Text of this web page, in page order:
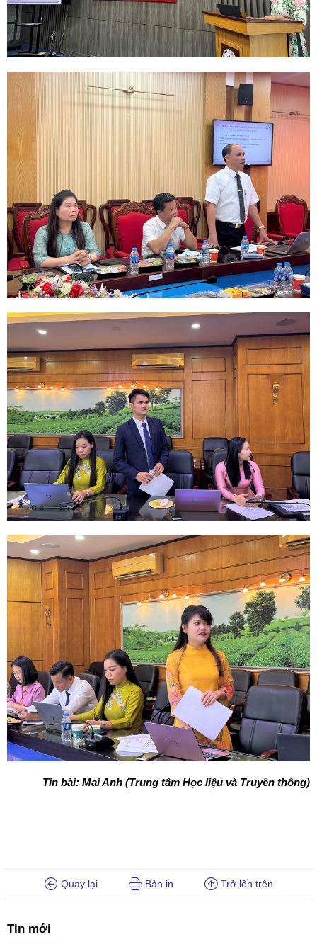
Tin bài: Mai Anh (Trung tâm Học liệu và Truyền thông)
Quay lại Bản in Trở lên trên
Tin mới